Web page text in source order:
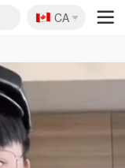
🇨🇦
CA